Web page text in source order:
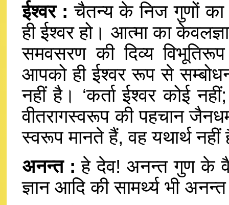
ईश्वर : चैतन्य के निज गुणों
ही ईश्वर हो। आत्मा का
समवसरण की दिव्य
आपको ही ईश्वर रूप से
नहीं है। ‘कर्ता ईश्वर कोई
वीतरागस्वरूप की पहचान
स्वरूप मानते हैं, वह यथार्थ नहीं
अनन्त : हे देव! अनन्त गुण के
ज्ञान आदि की सामर्थ्य भी